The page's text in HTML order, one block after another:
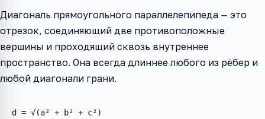
Диагональ прямоугольного параллелепипеда — это
отрезок, соединяющий две противоположные
вершины и проходящий сквозь внутреннее
пространство. Она всегда длиннее любого из рёбер и
любой диагонали грани.
d = √(a² + b² + c²)